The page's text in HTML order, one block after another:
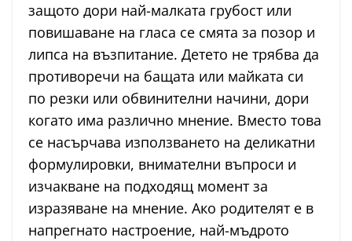
защото дори най-малката грубост или
повишаване на гласа се смята за позор и
липса на възпитание. Детето не трябва да
противоречи на бащата или майката си
по резки или обвинителни начини, дори
когато има различно мнение. Вместо това
се насърчава използването на деликатни
формулировки, внимателни въпроси и
изчакване на подходящ момент за
изразяване на мнение. Ако родителят е в
напрегнато настроение, най-мъдрото